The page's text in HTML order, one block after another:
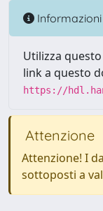
Informazioni
Utilizza
link a questo
https://
Attenzione
Attenzione! I
sottoposti a